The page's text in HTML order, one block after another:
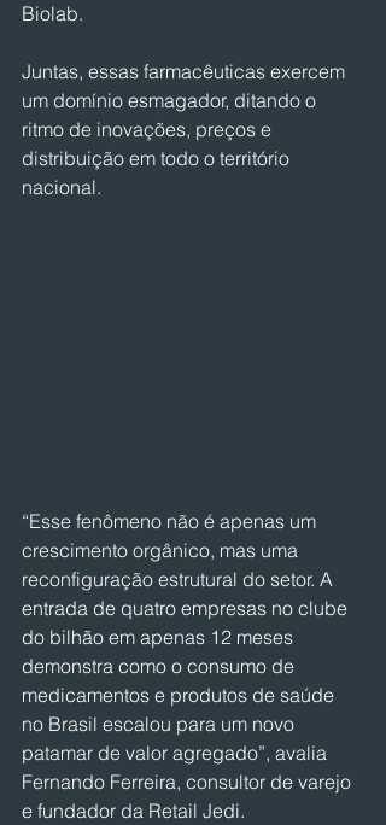
Biolab.
Juntas, essas farmacêuticas exercem
um domínio esmagador, ditando o
ritmo de inovações, preços e
distribuição em todo o território
nacional.
“Esse fenômeno não é apenas um
crescimento orgânico, mas uma
reconfiguração estrutural do setor. A
entrada de quatro empresas no clube
do bilhão em apenas 12 meses
demonstra como o consumo de
medicamentos e produtos de saúde
no Brasil escalou para um novo
patamar de valor agregado”, avalia
Fernando Ferreira, consultor de varejo
e fundador da Retail Jedi.